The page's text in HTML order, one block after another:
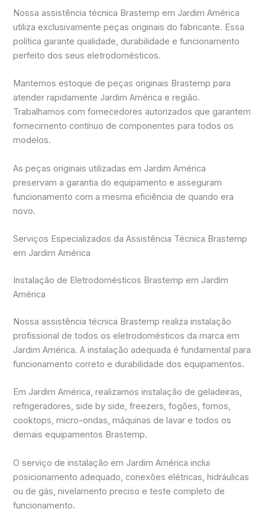
Nossa assistência técnica Brastemp em Jardim América
utiliza exclusivamente peças originais do fabricante. Essa
política garante qualidade, durabilidade e funcionamento
perfeito dos seus eletrodomésticos.
Mantemos estoque de peças originais Brastemp para
atender rapidamente Jardim América e região.
Trabalhamos com fornecedores autorizados que garantem
fornecimento contínuo de componentes para todos os
modelos.
As peças originais utilizadas em Jardim América
preservam a garantia do equipamento e asseguram
funcionamento com a mesma eficiência de quando era
novo.
Serviços Especializados da Assistência Técnica Brastemp
em Jardim América
Instalação de Eletrodomésticos Brastemp em Jardim
América
Nossa assistência técnica Brastemp realiza instalação
profissional de todos os eletrodomésticos da marca em
Jardim América. A instalação adequada é fundamental para
funcionamento correto e durabilidade dos equipamentos.
Em Jardim América, realizamos instalação de geladeiras,
refrigeradores, side by side, freezers, fogões, fornos,
cooktops, micro-ondas, máquinas de lavar e todos os
demais equipamentos Brastemp.
O serviço de instalação em Jardim América inclui
posicionamento adequado, conexões elétricas, hidráulicas
ou de gás, nivelamento preciso e teste completo de
funcionamento.